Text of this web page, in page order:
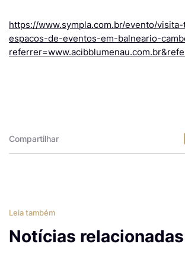
https://www.sympla.com.br/evento/
espacos-de-eventos-em-balneario-
Compartilhar
Leia também
Notícias relacionadas